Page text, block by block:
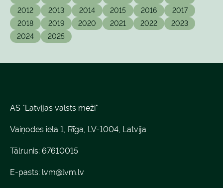
2012
2013 2014 2015 2016
2017
2018
2019 2020 2021 2022
2023
2024
2025
AS "Latvijas valsts meži"
Vaiņodes iela 1, Rīga, LV-1004, Latvija
Tālrunis: 67610015
E-pasts: lvm@lvm.lv